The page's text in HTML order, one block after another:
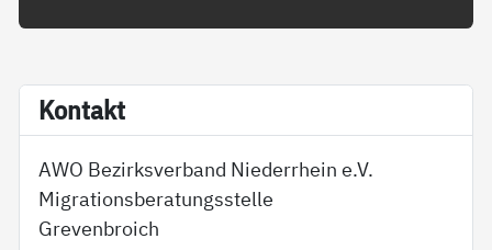
Kon­takt
AWO Bezirksverband Niederrhein e.V.
Migrationsberatungsstelle
Grevenbroich